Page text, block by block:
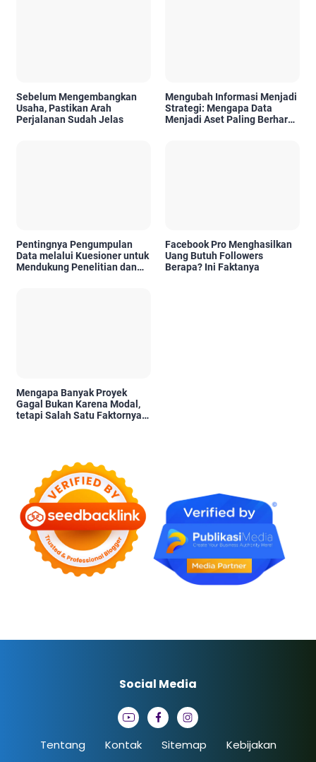
Sebelum Mengembangkan
Usaha, Pastikan Arah
Perjalanan Sudah Jelas
Mengubah Informasi Menjadi
Strategi: Mengapa Data
Menjadi Aset Paling Berharga
Pentingnya Pengumpulan
Data melalui Kuesioner untuk
Mendukung Penelitian dan
Facebook Pro Menghasilkan
Uang Butuh Followers
Berapa? Ini Faktanya
Mengapa Banyak Proyek
Gagal Bukan Karena Modal,
tetapi Salah Satu Faktornya
Tentang Kontak Sitemap
Kebijakan
Social Media